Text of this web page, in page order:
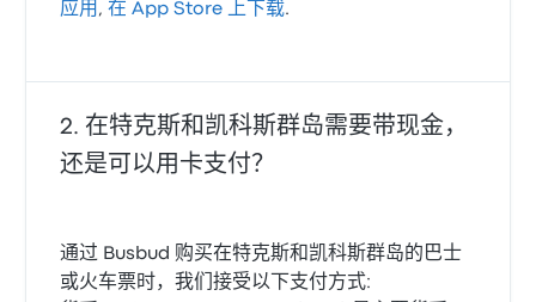
应用 ,在 App Store 上下载.
在特克斯和凯科斯群岛需要带现金，
还是可以用卡支付？
通过 Busbud 购买在特克斯和凯科斯群岛的巴士
或火车票时，我们接受以下支付方式: